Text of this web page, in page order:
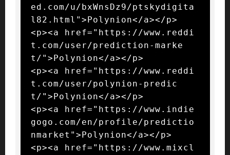
ed.com/u/bxWnsDz9/ptskydigita
l82.html">Polynion</a></p>
<p><a href="https://www.reddi
t.com/user/prediction-marke
t/">Polynion</a></p>
<p><a href="https://www.reddi
t.com/user/polynion-predic
t/">Polynion</a></p>
<p><a href="https://www.indie
gogo.com/en/profile/predictio
nmarket">Polynion</a></p>
<p><a href="https://www.mixcl